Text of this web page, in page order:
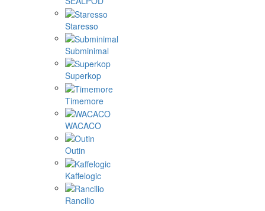
Staresso
Subminimal
Superkop
Timemore
WACACO
Outin
Kaffelogic
Rancilio